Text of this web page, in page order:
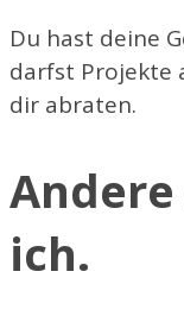
Du hast deine
darfst Projekte
dir abraten.
ich.